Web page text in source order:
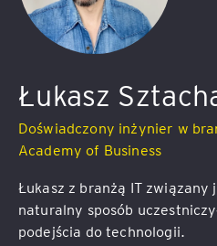
Łukasz
Doświadczony inżynier w
Academy of Business
Łukasz z branżą IT
naturalny sposób
podejścia do technologii.